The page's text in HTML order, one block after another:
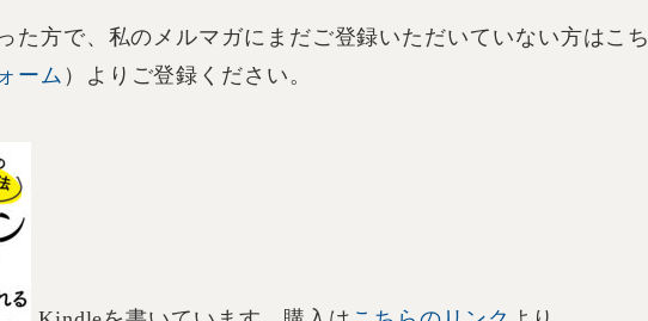
た方で、私のメルマガにまだご登録いただいていない方はこち
ーム ）よりご登録ください。